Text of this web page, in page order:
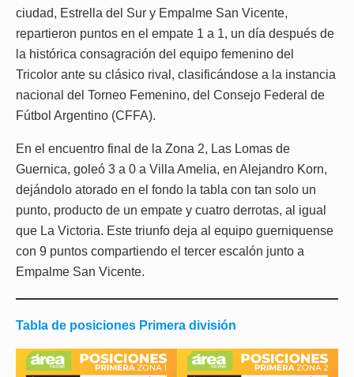
ciudad, Estrella del Sur y Empalme San Vicente,
repartieron puntos en el empate 1 a 1, un día después de
la histórica consagración del equipo femenino del
Tricolor ante su clásico rival, clasificándose a la instancia
nacional del Torneo Femenino, del Consejo Federal de
Fútbol Argentino (CFFA).
En el encuentro final de la Zona 2, Las Lomas de
Guernica, goleó 3 a 0 a Villa Amelia, en Alejandro Korn,
dejándolo atorado en el fondo la tabla con tan solo un
punto, producto de un empate y cuatro derrotas, al igual
que La Victoria. Este triunfo deja al equipo guerniquense
con 9 puntos compartiendo el tercer escalón junto a
Empalme San Vicente.
Tabla de posiciones Primera división